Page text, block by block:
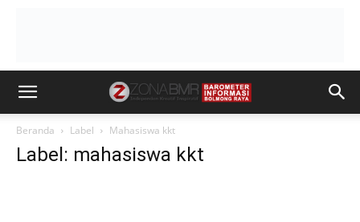
Beranda Label Mahasiswa kkt
Label: mahasiswa kkt